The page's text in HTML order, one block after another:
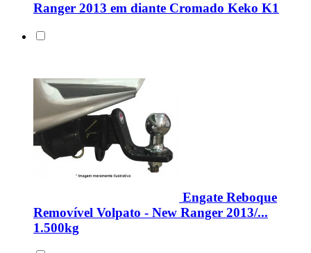
Ranger 2013 em diante Cromado Keko K1
Engate Reboque
Removível Volpato - New Ranger 2013/...
1.500kg